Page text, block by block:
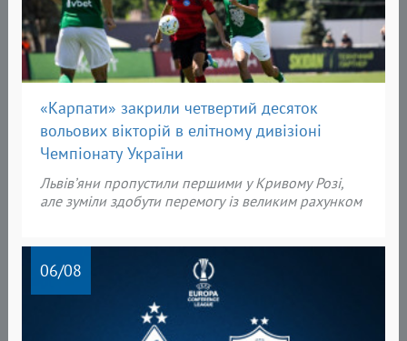
«Карпати» закрили четвертий десяток
вольових вікторій в елітному дивізіоні
Чемпіонату України
Львів’яни пропустили першими у Кривому Розі,
але зуміли здобути перемогу із великим рахунком
06/08